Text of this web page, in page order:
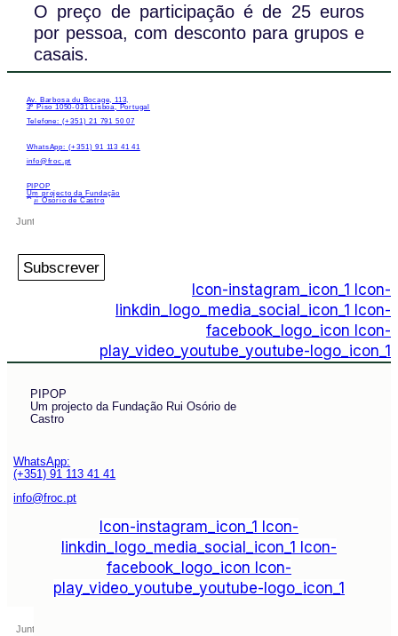
O preço de participação é de 25 euros
por pessoa, com desconto para grupos e
casais.
Av. Barbosa du Bocage, 113,
3º Piso 1050-031 Lisboa, Portugal
Telefone: (+351) 21 791 50 07
WhatsApp: (+351) 91 113 41 41
info@froc.pt
PIPOP
Um projecto da Fundação
Rui Osório de Castro
Subscrever
Icon-instagram_icon_1
Icon-
linkdin_logo_media_social_icon_1
Icon-
facebook_logo_icon Icon-
play_video_youtube_youtube-logo_icon_1
PIPOP
Um projecto da Fundação Rui Osório de
Castro
WhatsApp:
(+351) 91 113 41 41
info@froc.pt
Icon-instagram_icon_1 Icon-
linkdin_logo_media_social_icon_1 Icon-
facebook_logo_icon Icon-
play_video_youtube_youtube-logo_icon_1